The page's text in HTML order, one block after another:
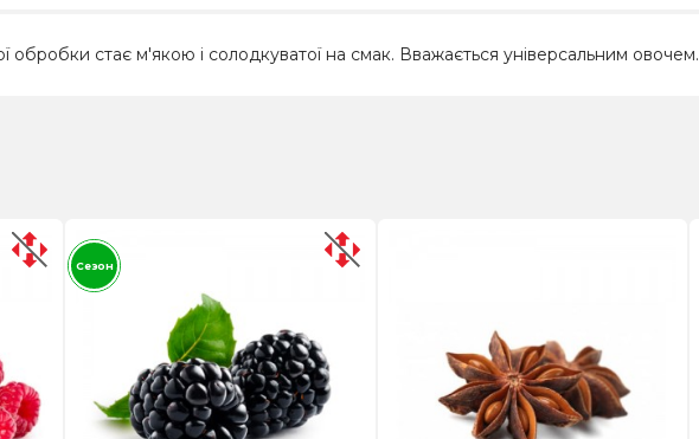
обробки стає м'якою і солодкуватої на смак. Вважається універсальним овочем.
Сезон